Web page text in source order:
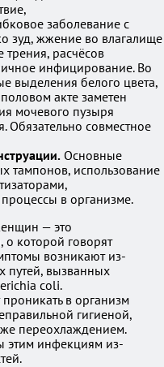
заболевание с
зуд, жжение во влагалище
трения, расчёсов
инфицирование. Во
выделения белого цвета,
акте заметен
мочевого пузыря
Обязательно совместное
Основные
тампонов, использование
в организме.
— это
о которой говорят
возникают из-
путей, вызванных
coli.
в организм
гигиеной,
переохлаждением.
инфекциям из-